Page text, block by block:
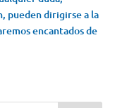
pueden dirigirse a la
encantados de